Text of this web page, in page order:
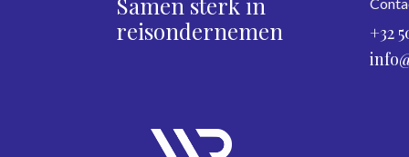
reisondernemen
+32